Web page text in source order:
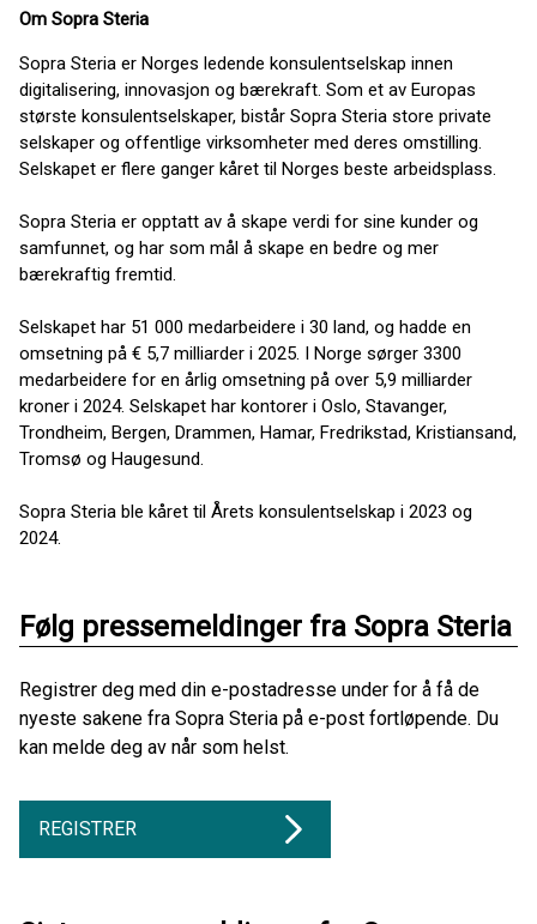
Om Sopra Steria
Sopra Steria er Norges ledende konsulentselskap innen
digitalisering, innovasjon og bærekraft. Som et av Europas
største konsulentselskaper, bistår Sopra Steria store private
selskaper og offentlige virksomheter med deres omstilling.
Selskapet er flere ganger kåret til Norges beste arbeidsplass.
Sopra Steria er opptatt av å skape verdi for sine kunder og
samfunnet, og har som mål å skape en bedre og mer
bærekraftig fremtid.
Selskapet har 51 000 medarbeidere i 30 land, og hadde en
omsetning på € 5,7 milliarder i 2025. I Norge sørger 3300
medarbeidere for en årlig omsetning på over 5,9 milliarder
kroner i 2024. Selskapet har kontorer i Oslo, Stavanger,
Trondheim, Bergen, Drammen, Hamar, Fredrikstad, Kristiansand,
Tromsø og Haugesund.
Sopra Steria ble kåret til Årets konsulentselskap i 2023 og
2024.
Følg pressemeldinger fra Sopra Steria
Registrer deg med din e-postadresse under for å få de
nyeste sakene fra Sopra Steria på e-post fortløpende. Du
kan melde deg av når som helst.
REGISTRER